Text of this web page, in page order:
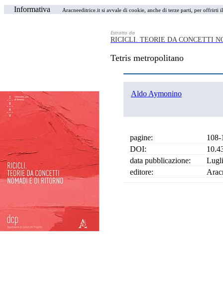
Informativa Aracneeditrice.it si avvale di cookie, anche di terze parti, per
Estratto da
RICICLI. TEORIE DA CONCETTI
Tetris metropolitano
Aldo Aymonino
pagine:
108-
DOI:
data pubblicazione:
editore: